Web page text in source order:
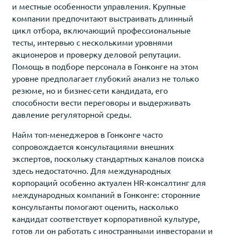
и местные особенности управления. Крупные
компании предпочитают выстраивать длинный
цикл отбора, включающий профессиональные
тесты, интервью с несколькими уровнями
акционеров и проверку деловой репутации.
Помощь в подборе персонала в Гонконге на этом
уровне предполагает глубокий анализ не только
резюме, но и бизнес-сети кандидата, его
способности вести переговоры и выдерживать
давление регуляторной среды.
Найм топ-менеджеров в Гонконге часто
сопровождается консультациями внешних
экспертов, поскольку стандартных каналов поиска
здесь недостаточно. Для международных
корпораций особенно актуален HR-консалтинг для
международных компаний в Гонконге: сторонние
консультанты помогают оценить, насколько
кандидат соответствует корпоративной культуре,
готов ли он работать с иностранными инвесторами и